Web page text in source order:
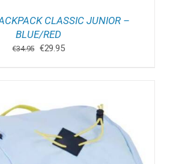
CLASSIC JUNIOR –
BLUE/RED
€34.95 Oorspronkelijke
€29.95Huidige